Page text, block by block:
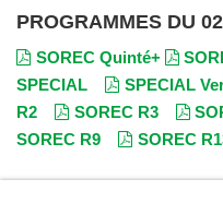
PROGRAMMES DU
SOREC Quinté+
SPECIAL
SPECIAL
R2
SOREC R3
SOREC R9
SOREC